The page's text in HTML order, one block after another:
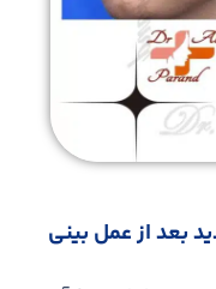
بعد از عمل بینی